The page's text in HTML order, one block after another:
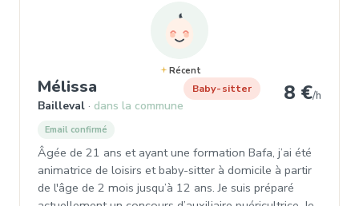
Récent
Mélissa , Garde d'enfant à Bailleval
Bailleval dans la commune
Baby-sitter 8 €/h
Email confirmé
Âgée de 21 ans et ayant une formation Bafa, j’ai été
animatrice de loisirs et baby-sitter à domicile à partir
de l'âge de 2 mois jusqu’à 12 ans. Je suis préparé